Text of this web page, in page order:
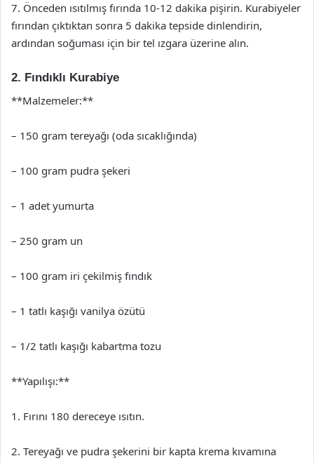
7. Önceden ısıtılmış fırında 10-12 dakika pişirin. Kurabiyeler
fırından çıktıktan sonra 5 dakika tepside dinlendirin,
ardından soğuması için bir tel ızgara üzerine alın.
2. Fındıklı Kurabiye
**Malzemeler:**
– 150 gram tereyağı (oda sıcaklığında)
– 100 gram pudra şekeri
– 1 adet yumurta
– 250 gram un
– 100 gram iri çekilmiş fındık
– 1 tatlı kaşığı vanilya özütü
– 1/2 tatlı kaşığı kabartma tozu
**Yapılışı:**
1. Fırını 180 dereceye ısıtın.
2. Tereyağı ve pudra şekerini bir kapta krema kıvamına